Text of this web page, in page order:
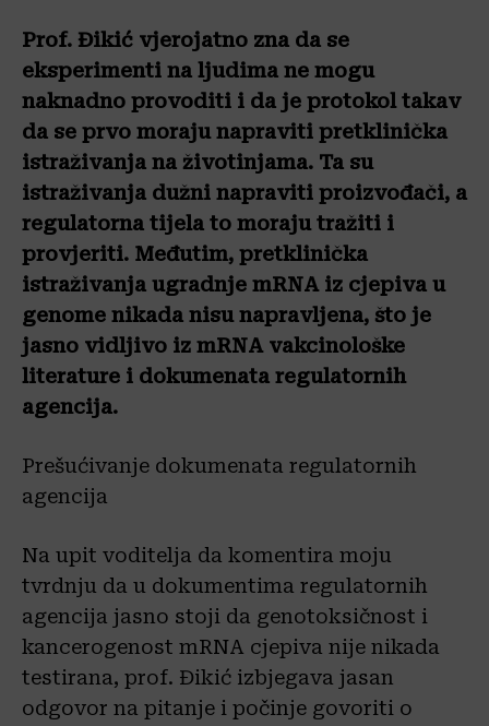
Prof. Đikić vjerojatno zna da se
eksperimenti na ljudima ne mogu
naknadno provoditi i da je protokol takav
da se prvo moraju napraviti pretklinička
istraživanja na životinjama. Ta su
istraživanja dužni napraviti proizvođači, a
regulatorna tijela to moraju tražiti i
provjeriti. Međutim, pretklinička
istraživanja ugradnje mRNA iz cjepiva u
genome nikada nisu napravljena, što je
jasno vidljivo iz mRNA vakcinološke
literature i dokumenata regulatornih
agencija.
Prešućivanje dokumenata regulatornih
agencija
Na upit voditelja da komentira moju
tvrdnju da u dokumentima regulatornih
agencija jasno stoji da genotoksičnost i
kancerogenost mRNA cjepiva nije nikada
testirana, prof. Đikić izbjegava jasan
odgovor na pitanje i počinje govoriti o